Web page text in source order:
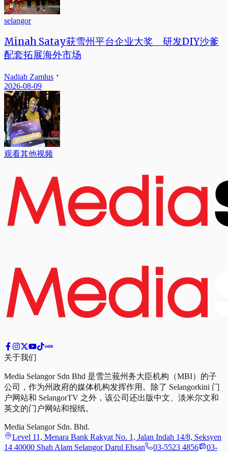
selangor
Minah Satay获雪州平台企业大奖 研发DIY沙爹
配套拓展海外市场
Nadiah Zamlus
2026-08-09
观看其他视频
关于我们
Media Selangor Sdn Bhd 是雪兰莪州务大臣机构（MBI）的子
公司，作为州政府的媒体机构发挥作用。除了 Selangorkini 门
户网站和 SelangorTV 之外，该公司还出版中文、淡米尔文和
英文的门户网站和报纸。
Media Selangor Sdn. Bhd.
Level 11, Menara Bank Rakyat No. 1, Jalan Indah 14/8, Seksyen
14 40000 Shah Alam Selangor Darul Ehsan
03-5523 4856
03-